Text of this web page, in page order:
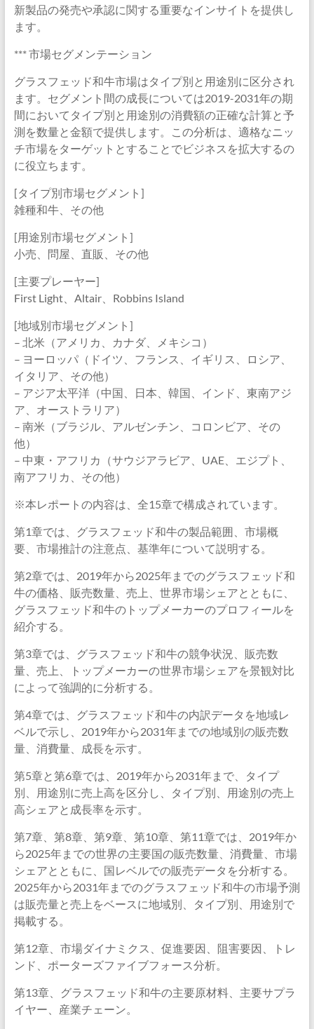
新製品の発売や承認に関する重要なインサイトを提供し
ます。
*** 市場セグメンテーション
グラスフェッド和牛市場はタイプ別と用途別に区分され
ます。セグメント間の成長については2019-2031年の期
間においてタイプ別と用途別の消費額の正確な計算と予
測を数量と金額で提供します。この分析は、適格なニッ
チ市場をターゲットとすることでビジネスを拡大するの
に役立ちます。
[タイプ別市場セグメント]
雑種和牛、その他
[用途別市場セグメント]
小売、問屋、直販、その他
[主要プレーヤー]
First Light、Altair、Robbins Island
[地域別市場セグメント]
– 北米（アメリカ、カナダ、メキシコ）
– ヨーロッパ（ドイツ、フランス、イギリス、ロシア、
イタリア、その他）
– アジア太平洋（中国、日本、韓国、インド、東南アジ
ア、オーストラリア）
– 南米（ブラジル、アルゼンチン、コロンビア、その
他）
– 中東・アフリカ（サウジアラビア、UAE、エジプト、
南アフリカ、その他）
※本レポートの内容は、全15章で構成されています。
第1章では、グラスフェッド和牛の製品範囲、市場概
要、市場推計の注意点、基準年について説明する。
第2章では、2019年から2025年までのグラスフェッド和
牛の価格、販売数量、売上、世界市場シェアとともに、
グラスフェッド和牛のトップメーカーのプロフィールを
紹介する。
第3章では、グラスフェッド和牛の競争状況、販売数
量、売上、トップメーカーの世界市場シェアを景観対比
によって強調的に分析する。
第4章では、グラスフェッド和牛の内訳データを地域レ
ベルで示し、2019年から2031年までの地域別の販売数
量、消費量、成長を示す。
第5章と第6章では、2019年から2031年まで、タイプ
別、用途別に売上高を区分し、タイプ別、用途別の売上
高シェアと成長率を示す。
第7章、第8章、第9章、第10章、第11章では、2019年か
ら2025年までの世界の主要国の販売数量、消費量、市場
シェアとともに、国レベルでの販売データを分析する。
2025年から2031年までのグラスフェッド和牛の市場予測
は販売量と売上をベースに地域別、タイプ別、用途別で
掲載する。
第12章、市場ダイナミクス、促進要因、阻害要因、トレ
ンド、ポーターズファイブフォース分析。
第13章、グラスフェッド和牛の主要原材料、主要サプラ
イヤー、産業チェーン。